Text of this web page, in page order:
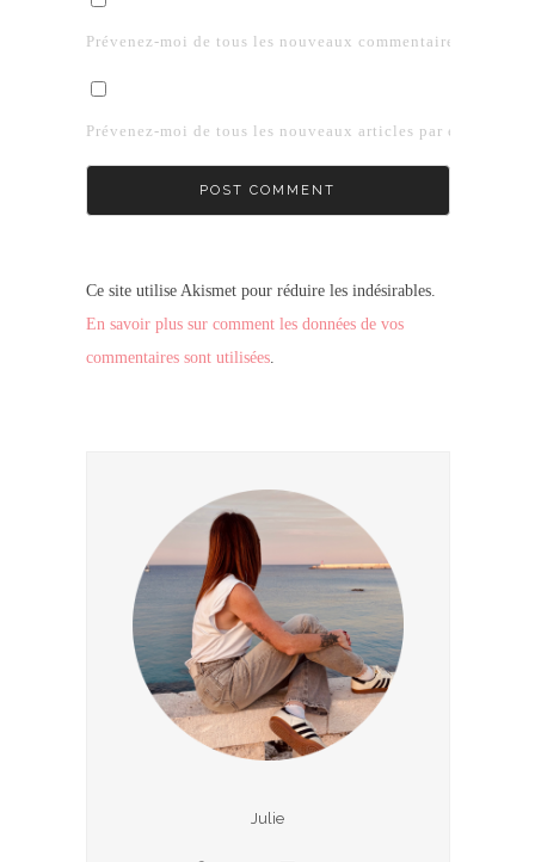
Prévenez-moi de tous les nouveaux commentaires par e-
Prévenez-moi de tous les nouveaux articles par e-mail.
Ce site utilise Akismet pour réduire les indésirables.
En savoir plus sur comment les données de vos
commentaires sont utilisées.
Julie